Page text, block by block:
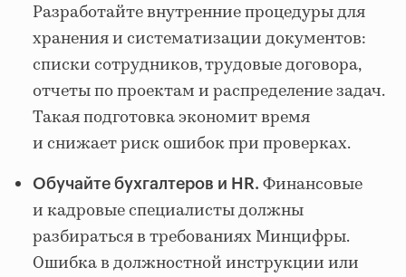
Разработайте внутренние процедуры для
хранения и систематизации документов:
списки сотрудников, трудовые договора,
отчеты по проектам и распределение задач.
Такая подготовка экономит время
и снижает риск ошибок при проверках.
Обучайте бухгалтеров и HR. Финансовые
и кадровые специалисты должны
разбираться в требованиях Минцифры.
Ошибка в должностной инструкции или